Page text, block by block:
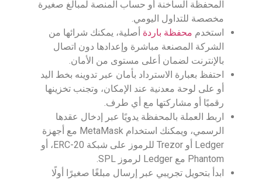
المحفظة الساخنة أو حساب المنصة لمبالغ صغيرة
مخصصة للتداول اليومي.
استخدم محفظة باردة أصلية، يمكنك شرائها من
الشركة المصنعة مباشرة وإعدادها دون اتصال
بالإنترنت لضمان أعلى مستوى من الأمان.
احتفظ بعبارة الاسترداد بأمان عبر تدوينه بخط اليد
أو على لوحة معدنية عند الإمكان، وتجنب تخزينها
رقميًا أو مشاركتها مع أي طرف.
اربط العملة بالمحفظة يدويًا عبر إدخال عقدها
الرسمي، ويمكنك استخدام MetaMask مع أجهزة
Ledger أو Trezor للرموز على شبكة ERC-20، أو
Phantom مع Ledger لرموز SPL.
ابدأ بتحويل تجريبي عبر إرسال مبلغًا صغيرًا أولًا